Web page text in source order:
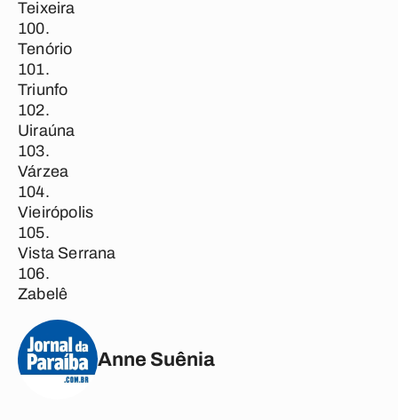
Teixeira
Tenório
Triunfo
Uiraúna
Várzea
Vieirópolis
Vista Serrana
Zabelê
Anne Suênia